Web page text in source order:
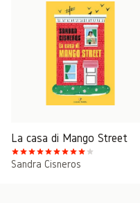
La casa di Mango Street
Sandra Cisneros